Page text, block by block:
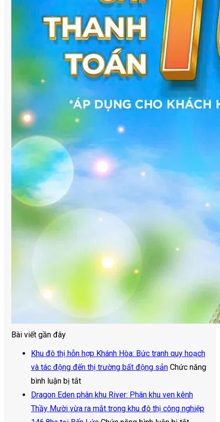
Bài viết gần đây
Khu đô thị hỗn hợp Khánh Hòa: Bức tranh quy hoạch
và tác động đến thị trường bất động sản Chức năng
bình luận bị tắtở
Khu
đô
Dragon Eden phân khu River: Phân khu ven kênh
Thầy Mười vừa ra mắt trong khu đô thị công nghiệp